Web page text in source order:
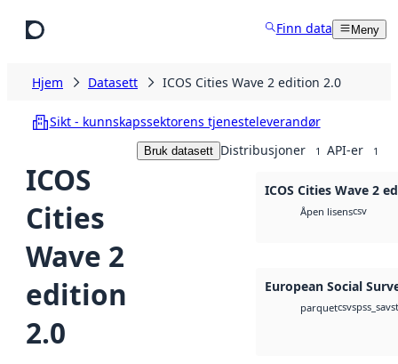
Finn data Meny
Hjem Datasett ICOS Cities Wave 2 edition 2.0
Sikt - kunnskapssektorens tjenesteleverandør
ICOS
Cities
Wave 2
edition
2.0
Bruk datasett Distribusjoner 1 API-er 1
ICOS Cities Wave 2
Åpen lisenscsv
European Social
parquetcsvspss_sav